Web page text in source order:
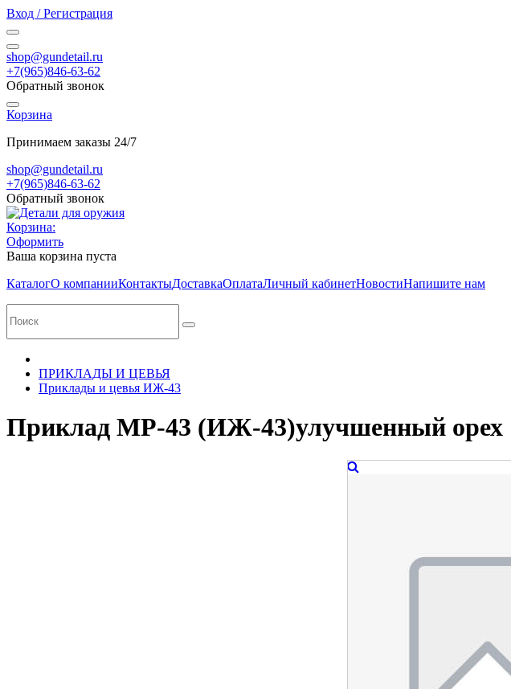
Вход / Регистрация
shop@gundetail.ru
+7(965)846-63-62
Обратный звонок
Корзина
Принимаем заказы 24/7
shop@gundetail.ru
+7(965)846-63-62
Обратный звонок
Корзина:
Оформить
Ваша корзина пуста
КаталогО компанииКонтактыДоставкаОплатаЛичный кабинетНовостиНапишите нам
ПРИКЛАДЫ И ЦЕВЬЯ
Приклады и цевья ИЖ-43
Приклад МР-43 (ИЖ-43)улучшенный орех